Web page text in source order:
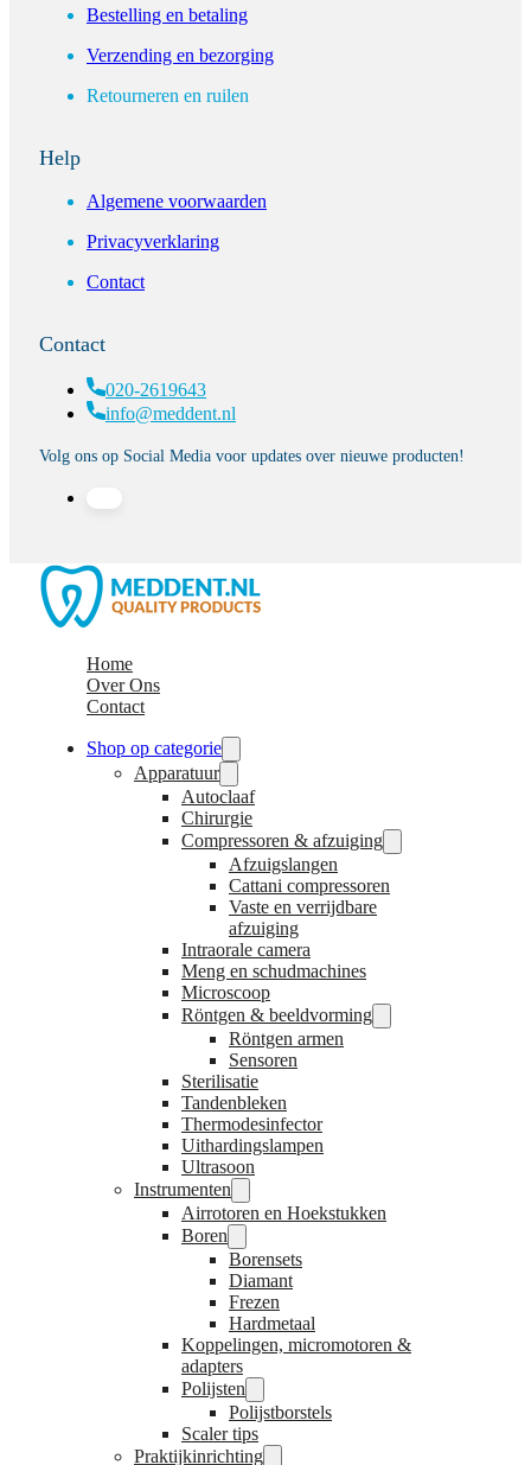
Bestelling en betaling
Verzending en bezorging
Retourneren en ruilen
Help
Algemene voorwaarden
Privacyverklaring
Contact
Contact
020-2619643
info@meddent.nl
Volg ons op Social Media voor updates over nieuwe producten!
Home
Over Ons
Contact
Shop op categorie
Apparatuur
Autoclaaf
Chirurgie
Compressoren & afzuiging
Afzuigslangen
Cattani compressoren
Vaste en verrijdbare
afzuiging
Intraorale camera
Meng en schudmachines
Microscoop
Röntgen & beeldvorming
Röntgen armen
Sensoren
Sterilisatie
Tandenbleken
Thermodesinfector
Uithardingslampen
Ultrasoon
Instrumenten
Airrotoren en Hoekstukken
Boren
Borensets
Diamant
Frezen
Hardmetaal
Koppelingen, micromotoren &
adapters
Polijsten
Polijstborstels
Scaler tips
Praktijkinrichting